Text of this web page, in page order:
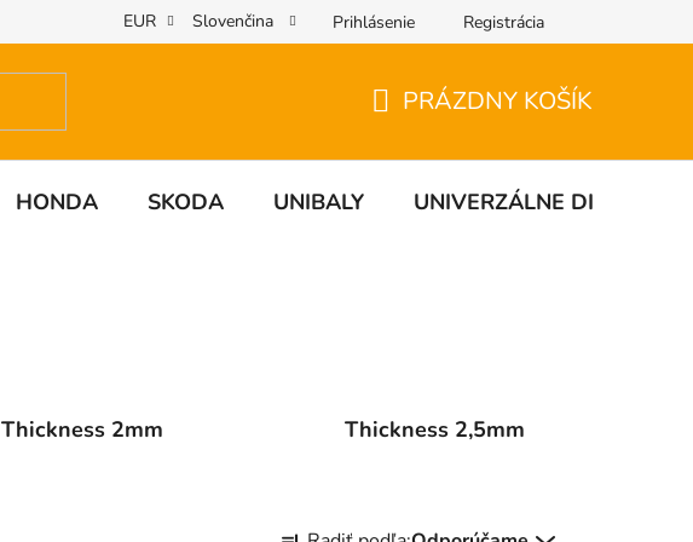
EUR Slovenčina Prihlásenie Registrácia
KOŠÍK
PRÁZDNY KOŠÍK
HONDA SKODA UNIBALY UNIVERZÁLNE DIELY
Thickness 2mm Thickness 2,5mm